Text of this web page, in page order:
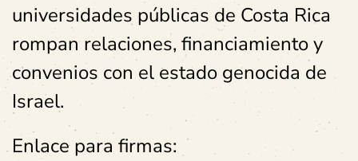
universidades públicas de Costa Rica
rompan relaciones, financiamiento y
convenios con el estado genocida de
Israel.
Enlace para firmas: